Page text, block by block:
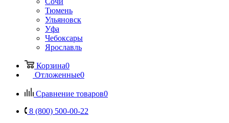
Тюмень
Ульяновск
Уфа
Чебоксары
Ярославль
Корзина0
Отложенные0
Сравнение товаров0
8 (800) 500-00-22